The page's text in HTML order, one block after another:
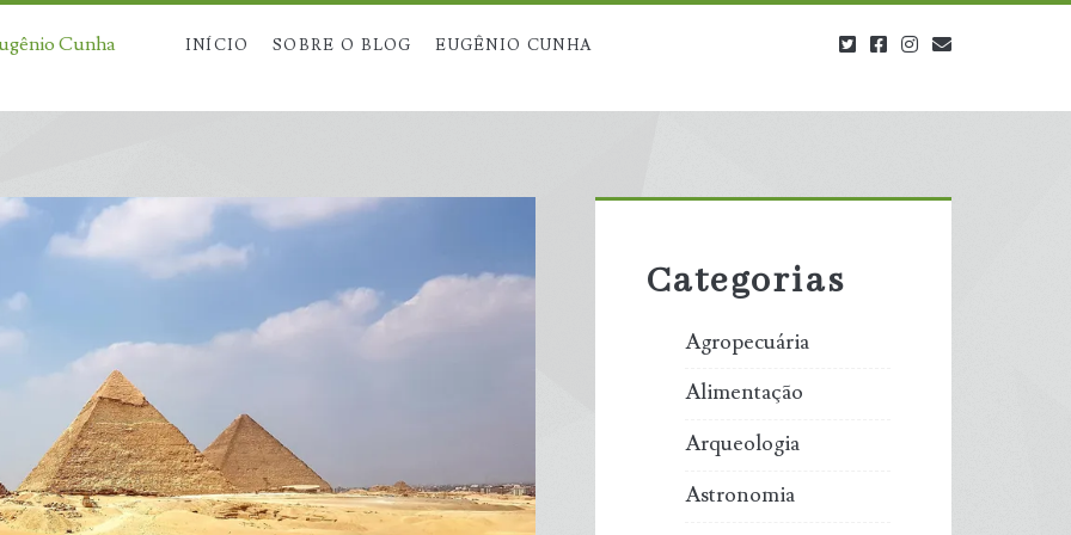
Cunha INÍCIO SOBRE O BLOG EUGÊNIO CUNHA twitterfacebookinstagram
Sidebar
Categorias
Agropecuária
Alimentação
Arqueologia
Astronomia